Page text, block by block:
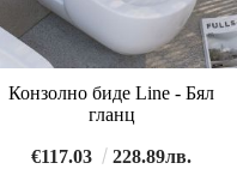
Конзолно биде Line - Бял
гланц
€117.03 228.89лв.